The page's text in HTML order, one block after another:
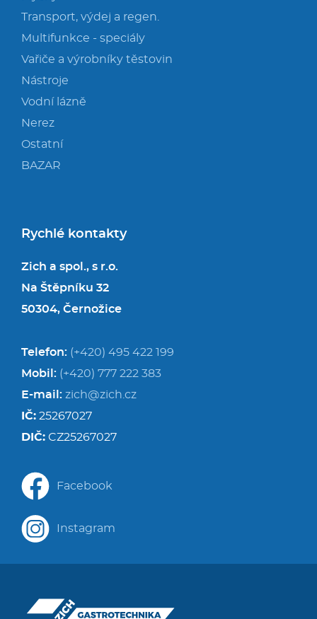
Transport, výdej a regen.
Multifunkce - speciály
Vařiče a výrobníky těstovin
Nástroje
Vodní lázně
Nerez
Ostatní
BAZAR
Rychlé kontakty
Zich a spol., s r.o.
Na Štěpníku 32
50304, Černožice
Telefon: (+420) 495 422 199
Mobil: (+420) 777 222 383
E-mail: zich@zich.cz
IČ: 25267027
DIČ: CZ25267027
Facebook
Instagram